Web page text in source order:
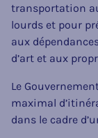
transportation
lourds et pour
aux
d’art et aux
Le
maximal
dans le cadre